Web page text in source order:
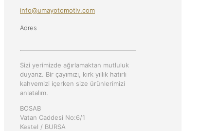
info@umayotomotiv.com
Adres
Sizi yerimizde ağırlamaktan mutluluk
duyarız. Bir çayımızı, kırk yıllık hatırlı
kahvemizi içerken size ürünlerimizi
anlatalım.
BOSAB
Vatan Caddesi No:6/1
Kestel / BURSA